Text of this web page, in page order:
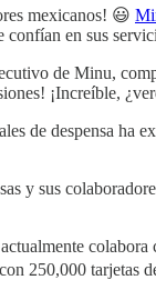
mexicanos! 😃
confían en sus
de Minu,
¡Increíble,
de despensa ha
y sus
250,000 tarjetas